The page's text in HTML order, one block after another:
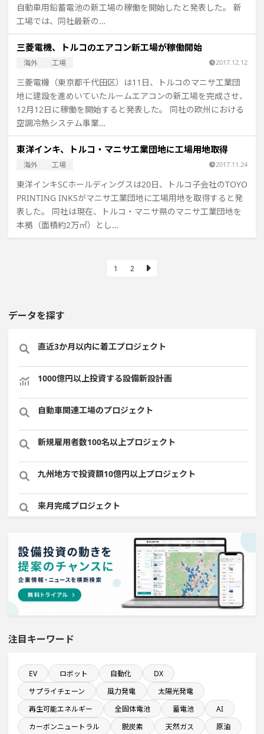
自動車用鉛蓄電池の新工場の稼働を開始したと発表した。 新
工場では、同社最新の…
三菱電機、トルコのエアコン新工場が稼働開始
海外 工場 2017.12.12
三菱電機（東京都千代田区）は11日、トルコのマニサ工業団
地に建設を進めいていたルームエアコンの新工場を完成させ、
12月12日に稼働を開始すると発表した。 同社の欧州における
空調冷熱システム事業…
東洋インキ、トルコ・マニサ工業団地に工場用地取得
海外 工場 2017.11.24
東洋インキSCホールディングスは20日、トルコ子会社のTOYO
PRINTING INKSがマニサ工業団地に工場用地を取得すると発
表した。 同社は現在、トルコ・マニサ県のマニサ工業団地を
本拠（面積約2万㎡）とし…
1 2
データを探す
直近3か月以内に着工プロジェクト
1000億円以上投資する設備新設計画
自動車関連工場のプロジェクト
新規雇用者数100名以上プロジェクト
九州地方で投資額10億円以上プロジェクト
来月完成プロジェクト
関東地方で投資額10億円以上プロジェクト
年間研究開発費が100億円以上の企業一覧
完成から約10年経過プロジェクト
直近3か月以内に稼働プロジェクト
ホテル・宿泊事業を営む会社で10億円以上投資する設備
新設計画
稼働から約10年経過プロジェクト
注目キーワード
EV ロボット 自動化
DX
サプライチェーン
風力発電
太陽光発電
再生可能エネルギー
全固体電池 蓄電池
AI
カーボンニュートラル
脱炭素 天然ガス 原油